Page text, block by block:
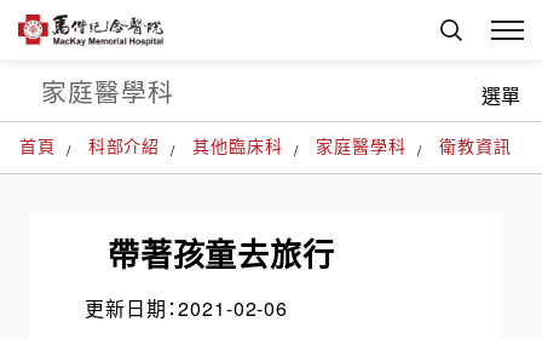
首頁 科部介紹 其他臨床科 家庭醫學科 衛教資訊
家庭醫學科 選單
帶著孩童去旅行
更新日期：2021-02-06